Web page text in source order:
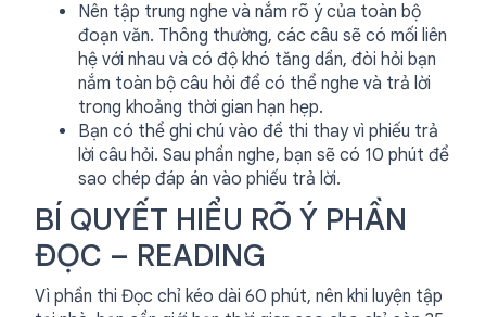
Nên tập trung nghe và nắm rõ ý của toàn bộ
đoạn văn. Thông thường, các câu sẽ có mối liên
hệ với nhau và có độ khó tăng dần, đòi hỏi bạn
nắm toàn bộ câu hỏi để có thể nghe và trả lời
trong khoảng thời gian hạn hẹp.
Bạn có thể ghi chú vào đề thi thay vì phiếu trả
lời câu hỏi. Sau phần nghe, bạn sẽ có 10 phút để
sao chép đáp án vào phiếu trả lời.
BÍ QUYẾT HIỂU RÕ Ý PHẦN
ĐỌC – READING
Vì phần thi Đọc chỉ kéo dài 60 phút, nên khi luyện tập